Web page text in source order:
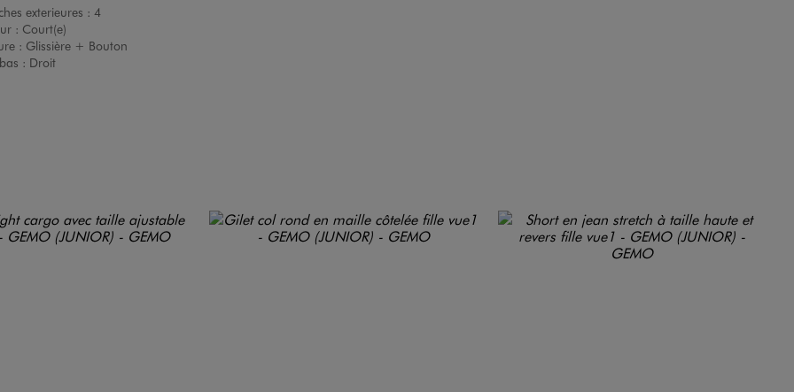
exterieures : 4
: Court(e)
: Glissière + Bouton
: Droit